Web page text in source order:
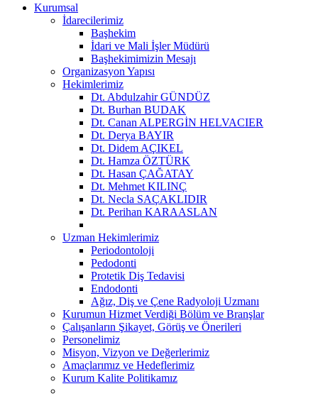
Kurumsal
İdarecilerimiz
Başhekim
İdari ve Mali İşler Müdürü
Başhekimimizin Mesajı
Organizasyon Yapısı
Hekimlerimiz
Dt. Abdulzahir GÜNDÜZ
Dt. Burhan BUDAK
Dt. Canan ALPERGİN HELVACIER
Dt. Derya BAYIR
Dt. Didem AÇIKEL
Dt. Hamza ÖZTÜRK
Dt. Hasan ÇAĞATAY
Dt. Mehmet KILINÇ
Dt. Necla SAÇAKLIDIR
Dt. Perihan KARAASLAN
Uzman Hekimlerimiz
Periodontoloji
Pedodonti
Protetik Diş Tedavisi
Endodonti
Ağız, Diş ve Çene Radyoloji Uzmanı
Kurumun Hizmet Verdiği Bölüm ve Branşlar
Çalışanların Şikayet, Görüş ve Önerileri
Personelimiz
Misyon, Vizyon ve Değerlerimiz
Amaçlarımız ve Hedeflerimiz
Kurum Kalite Politikamız